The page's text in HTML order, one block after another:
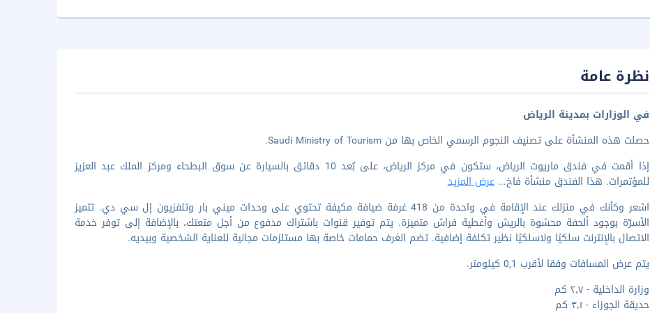
نظرة عامة
في الوزارات بمدينة الرياض
حصلت هذه المنشأة على تصنيف النجوم الرسمي الخاص بها من Saudi Ministry of Tourism.
إذا أقمت في فندق ماريوت الرياض، ستكون في مركز الرياض، على بُعد 10 دقائق بالسيارة عن سوق البطحاء ومركز الملك عبد العزيز
للمؤتمرات. هذا الفندق منشأة فاخ...عرض المزيد
اشعر وكأنك في منزلك عند الإقامة في واحدة من 418 غرفة ضيافة مكيفة تحتوي على وحدات ميني بار وتلفزيون إل سي دي. تتميز
الأسرّة بوجود ألحفة محشوة بالريش وأغطية فراش متميزة. يتم توفير قنوات باشتراك مدفوع من أجل متعتك، بالإضافة إلى توفر خدمة
الاتصال بالإنترنت سلكيًا ولاسلكيًا نظير تكلفة إضافية. تضم الغرف حمامات خاصة بها مستلزمات مجانية للعناية الشخصية وبيديه.
يتم عرض المسافات وفقا لأقرب 0,1 كيلومتر.
وزارة الداخلية - ٢٫٧ كم
حديقة الجوزاء - ٣٫١ كم